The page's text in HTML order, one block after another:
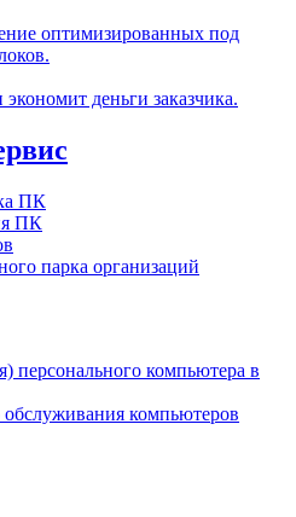
оптимизированных под
деньги заказчика.
ПК
ПК
парка организаций
персонального компьютера в
обслуживания компьютеров